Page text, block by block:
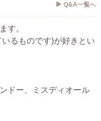
Q&A一覧へ
す。
るものです)が好きとい
ドー、ミスディオール